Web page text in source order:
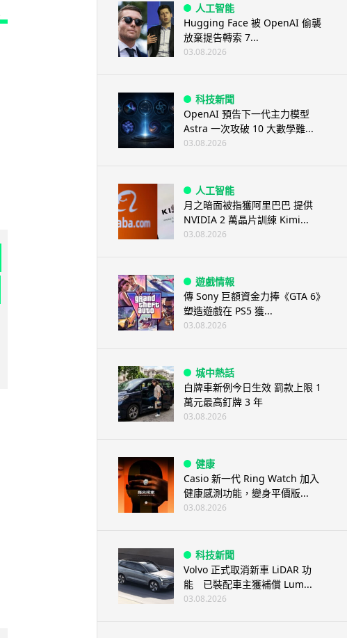
人工智能
Hugging Face 被 OpenAI 偷襲
放棄提告轉索 7...
03.08.2026
科技新聞
OpenAI 預告下一代主力模型
Astra 一次攻破 10 大數學難...
03.08.2026
人工智能
月之暗面被指獲阿里巴巴 提供
NVIDIA 2 萬晶片訓練 Kimi...
03.08.2026
遊戲情報
傳 Sony 巨額資金力捧《GTA 6》
塑造遊戲在 PS5 獲...
03.08.2026
城中熱話
白牌車新例今日生效 罰款上限 1
萬元最高釘牌 3 年
03.08.2026
健康
Casio 新一代 Ring Watch 加入
健康感測功能，變身平價版...
03.08.2026
科技新聞
Volvo 正式取消新車 LiDAR 功
能 已裝配車主獲補償 Lum...
03.08.2026